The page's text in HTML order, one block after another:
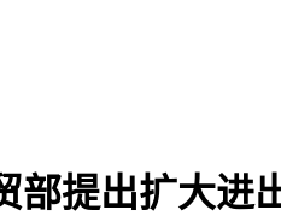
部提出扩大进